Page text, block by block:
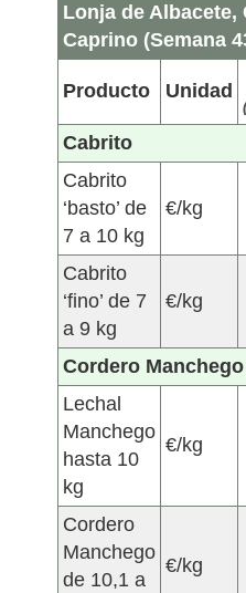
Lonja de
Caprino (Semana
Producto Unidad
Cabrito
Cabrito
‘basto’ de
7 a 10 kg
€/kg
Cabrito
‘fino’ de 7
a 9 kg
€/kg
Cordero Manchego
Lechal
Manchego
hasta 10
kg
€/kg
Cordero
Manchego
de 10,1 a
€/kg